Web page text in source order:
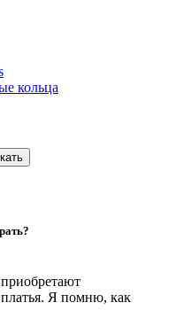
кольца
Я помню, как